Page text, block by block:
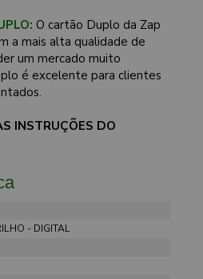
O cartão Duplo da Zap
a mais alta qualidade de
um mercado muito
é excelente para clientes
INSTRUÇÕES DO
- DIGITAL